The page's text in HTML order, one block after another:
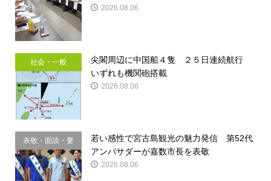
2026.08.06
社会・一般
尖閣周辺に中国船４隻 ２５日連続航行
いずれも機関砲搭載
2026.08.06
表敬・面談・要
請
若い感性で宮古島観光の魅力発信 第52代
アンバサダーが嘉数市長を表敬
2026.08.06